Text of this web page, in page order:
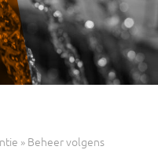
» Beheer volgens